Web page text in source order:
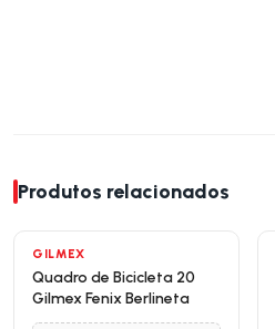
Produtos relacionados
NOVO
GILMEX
Quadro de Bicicleta 20
Gilmex Fenix Berlineta